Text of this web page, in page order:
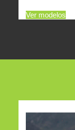
Ver modelos